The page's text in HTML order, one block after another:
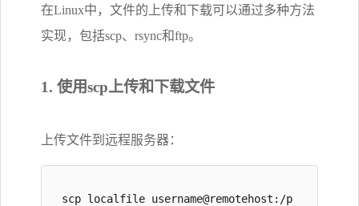
在Linux中，文件的上传和下载可以通过多种方法
实现，包括scp、rsync和ftp。
1. 使用scp上传和下载文件
上传文件到远程服务器：
scp localfile username@remotehost:/p